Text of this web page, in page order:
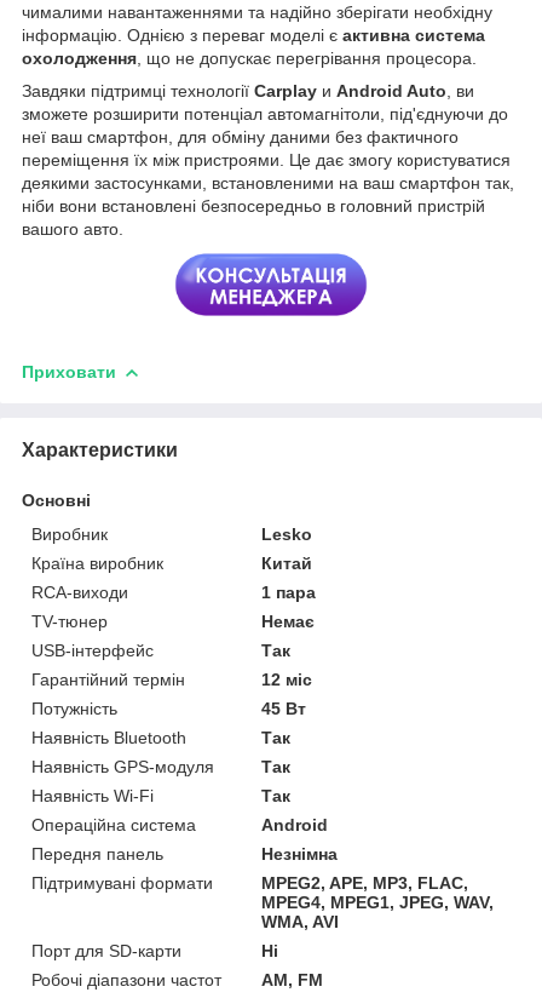
чималими навантаженнями та надійно зберігати необхідну
інформацію. Однією з переваг моделі є активна система
охолодження , що не допускає перегрівання процесора.
Завдяки підтримці технології Carplay и Android Auto , ви
зможете розширити потенціал автомагнітоли, під'єднуючи до
неї ваш смартфон, для обміну даними без фактичного
переміщення їх між пристроями. Це дає змогу користуватися
деякими застосунками, встановленими на ваш смартфон так,
ніби вони встановлені безпосередньо в головний пристрій
вашого авто.
Приховати
Характеристики
Основні
Виробник
Lesko
Країна виробник
Китай
RCA-виходи
1 пара
TV-тюнер
Немає
USB-інтерфейс
Так
Гарантійний термін
12 міс
Потужність
45 Вт
Наявність Bluetooth
Так
Наявність GPS-модуля
Так
Наявність Wi-Fi
Так
Операційна система
Android
Передня панель
Незнімна
Підтримувані формати
MPEG2, APE, MP3, FLAC,
MPEG4, MPEG1, JPEG, WAV,
WMA, AVI
Порт для SD-карти
Ні
Робочі діапазони частот
AM, FM